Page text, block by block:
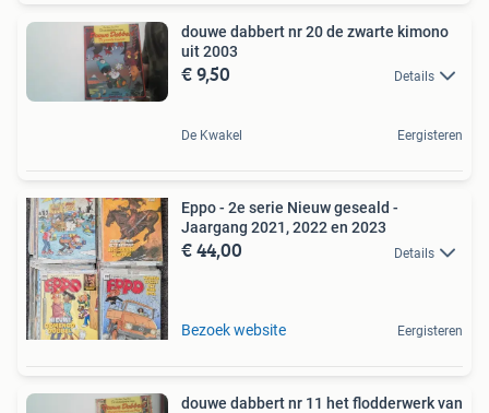
douwe dabbert nr 20 de zwarte kimono
uit 2003
€ 9,50 Details
De Kwakel Eergisteren
Eppo - 2e serie Nieuw geseald -
Jaargang 2021, 2022 en 2023
€ 44,00 Details
Bezoek website Eergisteren
douwe dabbert nr 11 het flodderwerk van